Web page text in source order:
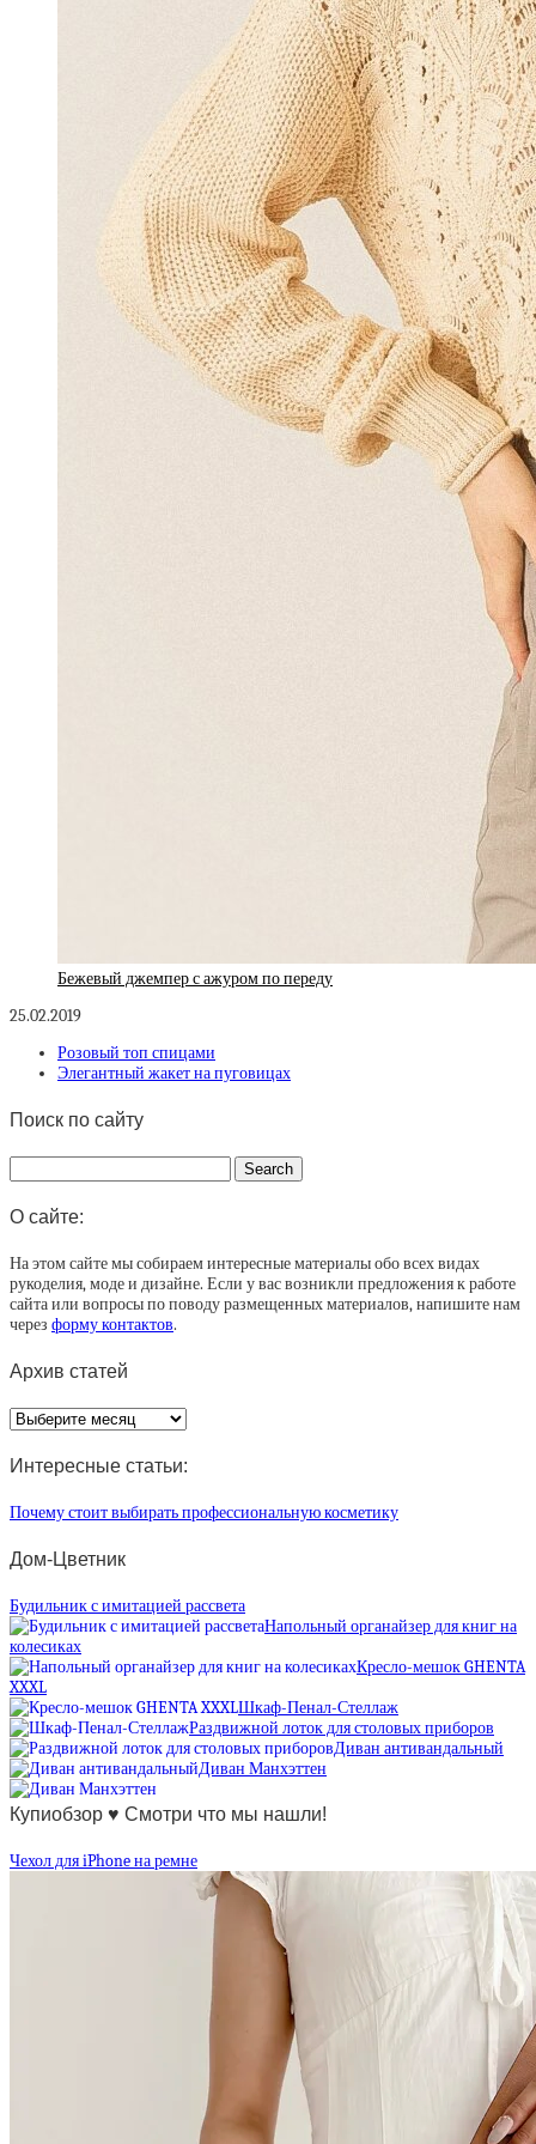
Бежевый джемпер с ажуром по переду
25.02.2019
Розовый топ спицами
Элегантный жакет на пуговицах
Поиск по сайту
О сайте:
На этом сайте мы собираем интересные материалы обо всех видах
рукоделия, моде и дизайне. Если у вас возникли предложения к работе
сайта или вопросы по поводу размещенных материалов, напишите нам
через форму контактов.
Архив статей
Архив
статей
Интересные статьи:
Почему стоит выбирать профессиональную косметику
Дом-Цветник
Будильник с имитацией рассвета
Напольный органайзер для книг на
колесиках
Кресло-мешок GHENTA
XXXL
Шкаф-Пенал-Стеллаж
Раздвижной лоток для столовых приборов
Диван антивандальный
Диван Манхэттен
Купиобзор ♥ Смотри что мы нашли!
Чехол для iPhone на ремне